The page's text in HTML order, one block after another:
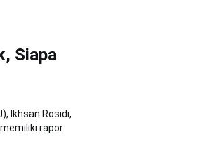
Siapa
Ikhsan Rosidi,
rapor